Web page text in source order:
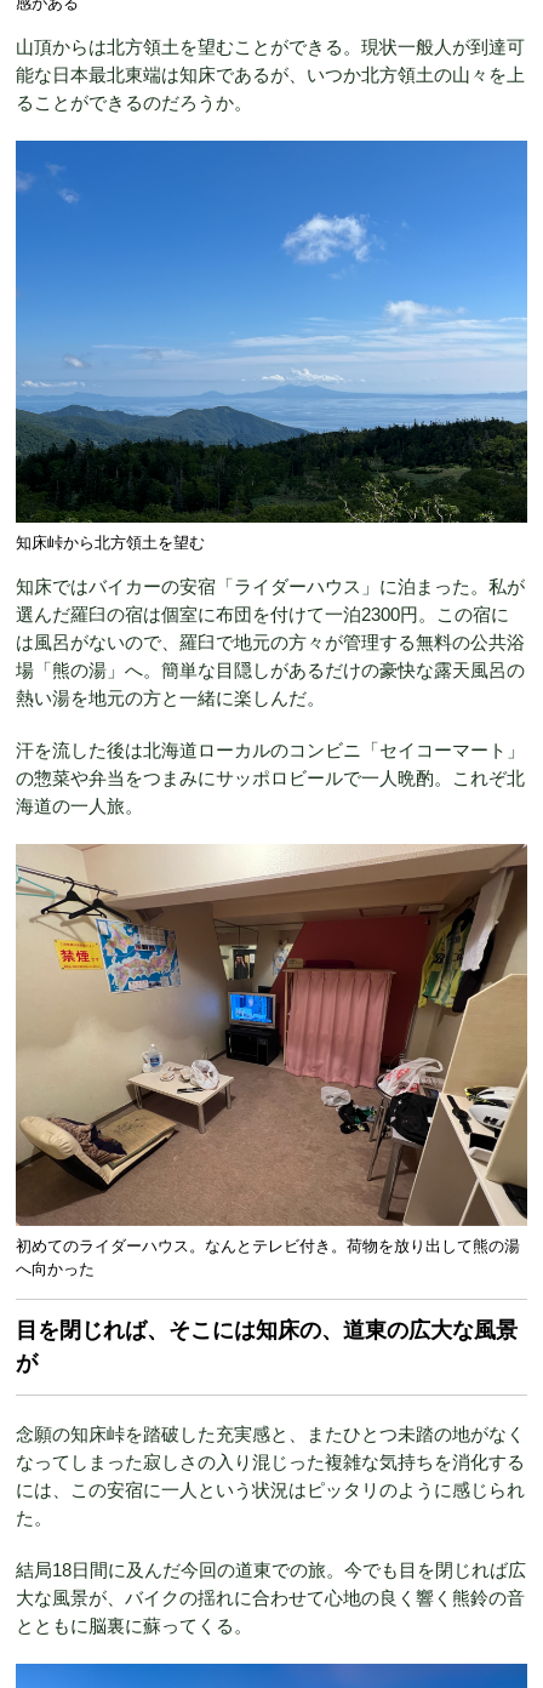
山頂からは北方領土を望むことができる。現状一般人が到達可
能な日本最北東端は知床であるが、いつか北方領土の山々を上
ることができるのだろうか。
知床峠から北方領土を望む
知床ではバイカーの安宿「ライダーハウス」に泊まった。私が
選んだ羅臼の宿は個室に布団を付けて一泊2300円。この宿に
は風呂がないので、羅臼で地元の方々が管理する無料の公共浴
場「熊の湯」へ。簡単な目隠しがあるだけの豪快な露天風呂の
熱い湯を地元の方と一緒に楽しんだ。
汗を流した後は北海道ローカルのコンビニ「セイコーマート」
の惣菜や弁当をつまみにサッポロビールで一人晩酌。これぞ北
海道の一人旅。
初めてのライダーハウス。なんとテレビ付き。荷物を放り出して熊の湯
へ向かった
目を閉じれば、そこには知床の、道東の広大な風景
が
念願の知床峠を踏破した充実感と、またひとつ未踏の地がなく
なってしまった寂しさの入り混じった複雑な気持ちを消化する
には、この安宿に一人という状況はピッタリのように感じられ
た。
結局18日間に及んだ今回の道東での旅。今でも目を閉じれば広
大な風景が、バイクの揺れに合わせて心地の良く響く熊鈴の音
とともに脳裏に蘇ってくる。